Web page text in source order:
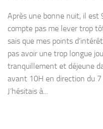
Après une bonne nuit, il est
compte pas me lever trop
sais que mes points
pas avoir une trop longue
tranquillement et déjeune
avant 10H en direction du
J’hésitais à...